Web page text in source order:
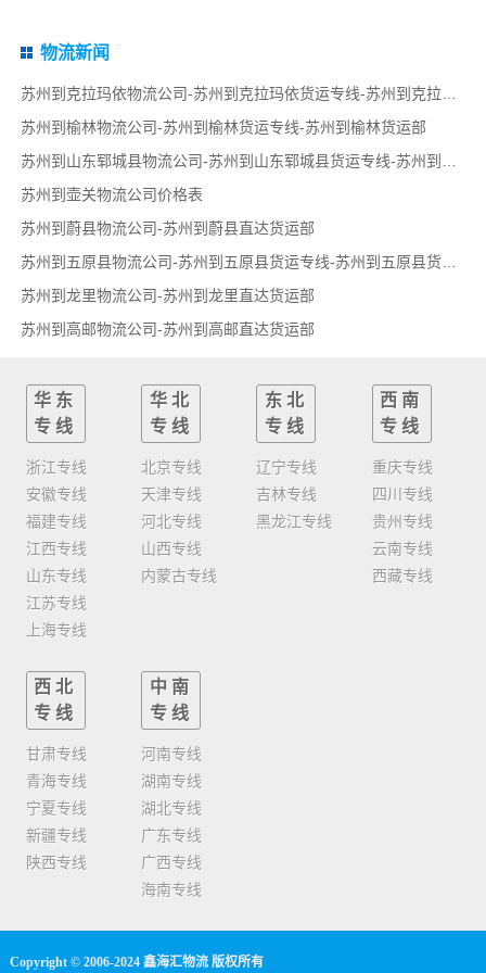
物流新闻
苏州到榆林物流公司-苏州到榆林货运专线-苏州到榆林货运部
苏州到壶关物流公司价格表
苏州到蔚县物流公司-苏州到蔚县直达货运部
苏州到五原县物流公司-苏州到五原县货运专线-苏州到五原县货运部
苏州到龙里物流公司-苏州到龙里直达货运部
苏州到高邮物流公司-苏州到高邮直达货运部
华东
专线
浙江专线
安徽专线
福建专线
江西专线
山东专线
江苏专线
上海专线
华北
专线
北京专线
天津专线
河北专线
山西专线
内蒙古专线
东北
专线
辽宁专线
吉林专线
黑龙江专线
西南
专线
重庆专线
四川专线
贵州专线
云南专线
西藏专线
西北
专线
甘肃专线
青海专线
宁夏专线
新疆专线
陕西专线
中南
专线
河南专线
湖南专线
湖北专线
广东专线
广西专线
海南专线
Copyright © 2006-2024 鑫海汇物流 版权所有